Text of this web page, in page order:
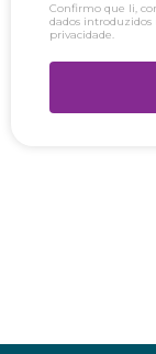
Confirmo que li,
dados
privacidade.